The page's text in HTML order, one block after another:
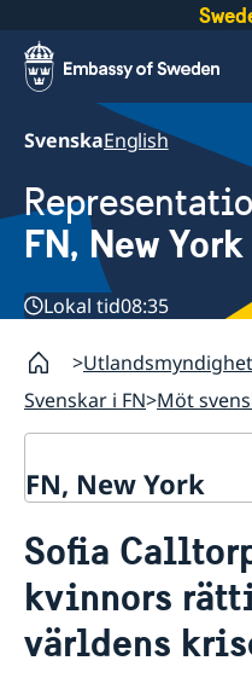
SvenskaEnglish
FN, New York
Lokal tid08:35
Svenskar i FN Möt
FN, New York
Våra medarbetare
Lediga tjänster
Handläggare för
värdlandsrelaterade
Kontakt
Praktiktjänstgöring
Sverige i FN
FN i korthet
Social Media
Svenskar i FN
Sofia
kvinnors
världens